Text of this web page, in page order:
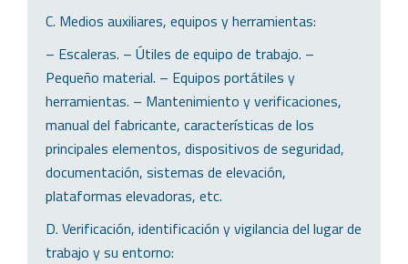
C. Medios auxiliares, equipos y herramientas:
– Escaleras. – Útiles de equipo de trabajo. –
Pequeño material. – Equipos portátiles y
herramientas. – Mantenimiento y verificaciones,
manual del fabricante, características de los
principales elementos, dispositivos de seguridad,
documentación, sistemas de elevación,
plataformas elevadoras, etc.
D. Verificación, identificación y vigilancia del lugar de
trabajo y su entorno: